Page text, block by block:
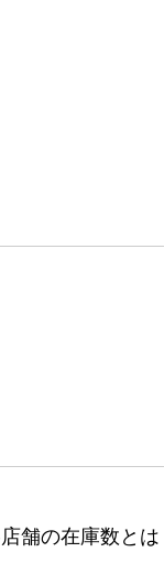
舗の在庫数とは